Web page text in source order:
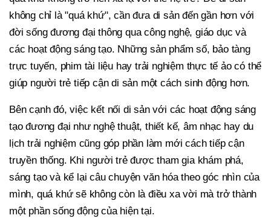
không chỉ là "quá khứ", cần đưa di sản đến gần hơn với
đời sống đương đại thông qua công nghệ, giáo dục và
các hoạt động sáng tạo. Những sản phẩm số, bảo tàng
trực tuyến, phim tài liệu hay trải nghiệm thực tế ảo có thể
giúp người trẻ tiếp cận di sản một cách sinh động hơn.
Bên cạnh đó, việc kết nối di sản với các hoạt động sáng
tạo đương đại như nghệ thuật, thiết kế, âm nhạc hay du
lịch trải nghiệm cũng góp phần làm mới cách tiếp cận
truyền thống. Khi người trẻ được tham gia khám phá,
sáng tạo và kể lại câu chuyện văn hóa theo góc nhìn của
mình, quá khứ sẽ không còn là điều xa vời mà trở thành
một phần sống động của hiện tại.